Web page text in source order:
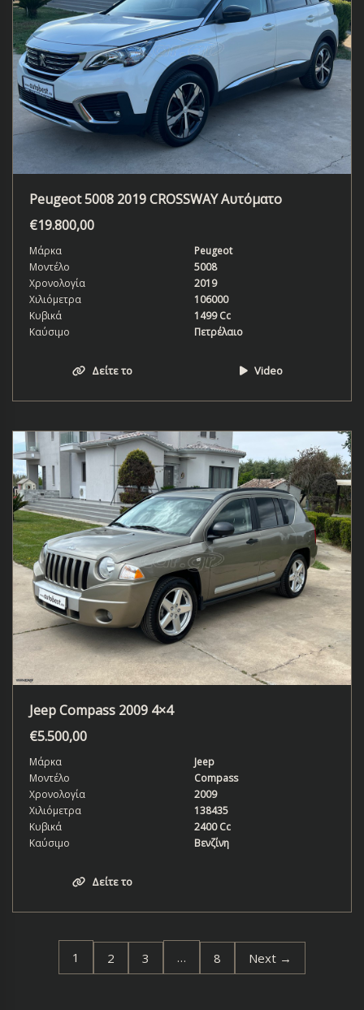
Peugeot 5008 2019 CROSSWAY Αυτόματο
€19.800,00
Μάρκα
Peugeot
Μοντέλο
5008
Χρονολογία
2019
Χιλιόμετρα
106000
Κυβικά
1499 Cc
Καύσιμο
Πετρέλαιο
Δείτε το Video
Jeep Compass 2009 4×4
€5.500,00
Μάρκα
Jeep
Μοντέλο
Compass
Χρονολογία
2009
Χιλιόμετρα
138435
Κυβικά
2400 Cc
Καύσιμο
Βενζίνη
Δείτε το
1 2 3 … 8 Next →